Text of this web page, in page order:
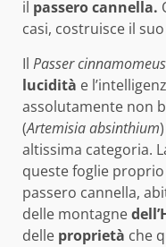
il passero cannella.
casi, costruisce il
Il Passer cinnamomeus
lucidità e
assolutamente non
(Artemisia absinthium
altissima categoria.
queste foglie
passero cannella,
delle montagne
delle proprietà che